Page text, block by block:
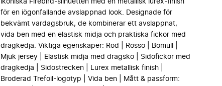
ikoniska Firebird-silhuetten med en metallisk lurex-finish
för en iögonfallande avslappnad look. Designade för
bekvämt vardagsbruk, de kombinerar ett avslappnat,
vida ben med en elastisk midja och praktiska fickor med
dragkedja. Viktiga egenskaper: Röd | Rosso | Bomull |
Mjuk jersey | Elastisk midja med dragsko | Sidofickor med
dragkedja | Sidostrecken | Lurex metallisk finish |
Broderad Trefoil-logotyp | Vida ben | Mått & passform: